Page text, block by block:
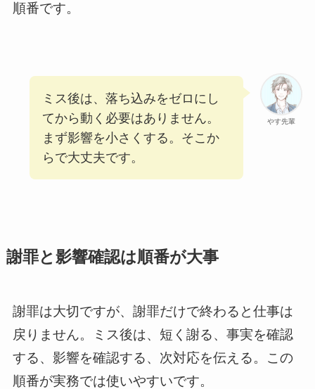
順番です。
やす先輩
ミス後は、落ち込みをゼロにし
てから動く必要はありません。
まず影響を小さくする。そこか
らで大丈夫です。
謝罪と影響確認は順番が大事
謝罪は大切ですが、謝罪だけで終わると仕事は
戻りません。ミス後は、短く謝る、事実を確認
する、影響を確認する、次対応を伝える。この
順番が実務では使いやすいです。